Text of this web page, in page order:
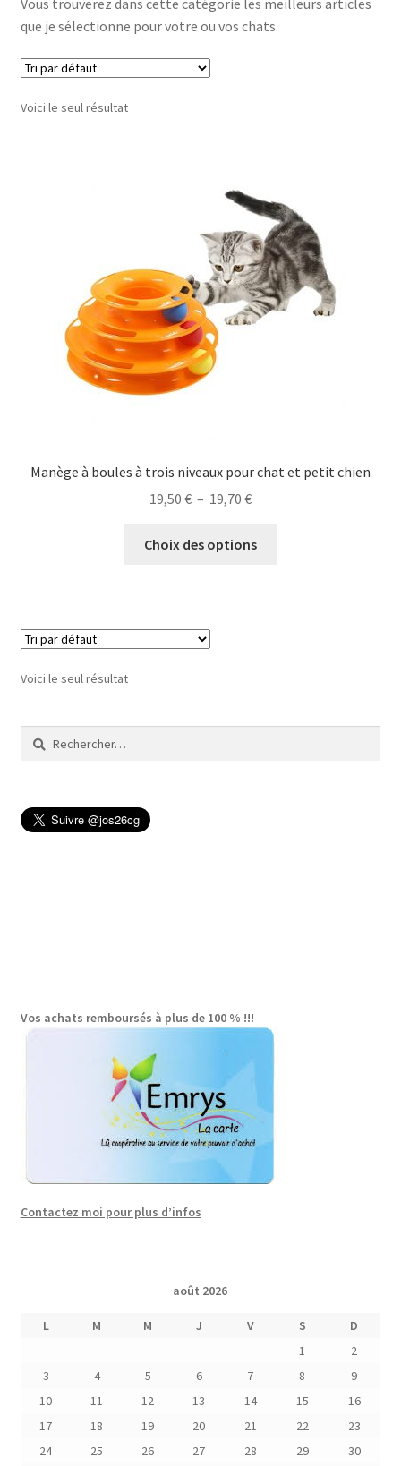
que je sélectionne pour votre ou vos chats.
Voici le seul résultat
Manège à boules à trois niveaux pour chat et petit chien
19,50 € – 19,70 €Plage
prix :
Choix des options
Voici le seul résultat
Rechercher :
Vos achats remboursés à plus de 100 % !!!
Contactez moi pour plus d’infos
août 2026
L M M J V S
D
1
2
3
4 5 6 7 8
9
10
11 12 13 14 15
16
17
18 19 20 21 22
23
24
25 26 27 28 29
30